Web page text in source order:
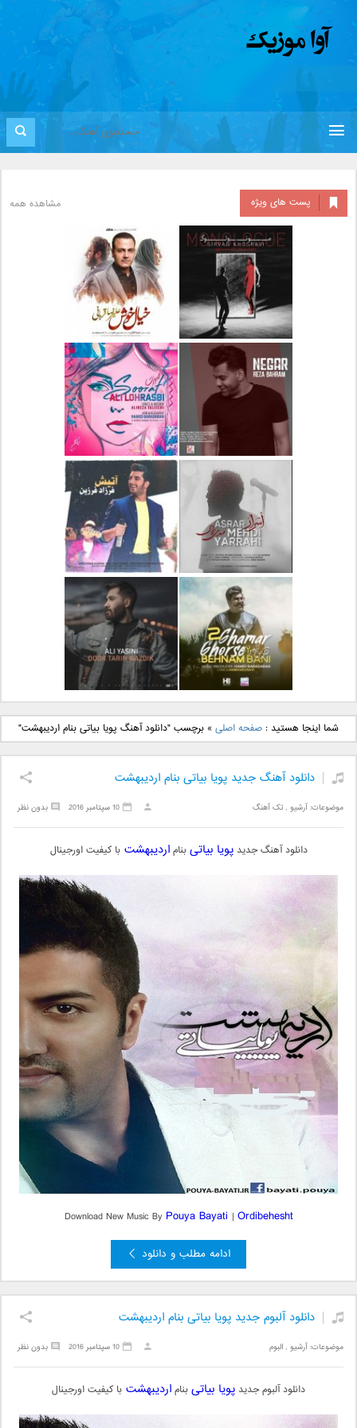
پست های ویژه مشاهده همه
دانلود آلبوم جدید سیروان
خسروی بنام مونولوگ
دانلود آهنگ جدید علیرضا
قربانی بنام خیال خوش
دانلود آهنگ جدید رضا
بهرام بنام نگار
دانلود آهنگ جدید علی
لهراسبی بنام صورت
دانلود آهنگ جدید مهدی
یراحی بنام اسرار
دانلود آهنگ جدید فرزاد
فرزین بنام آتیش
دانلود آهنگ جدید بهنام
بانی بنام قرص قمر 2
دانلود آهنگ جدید علی
یاسینی بنام دورترین نزدیک
شما اینجا هستید :صفحه اصلی »برچسب "دانلود آهنگ پویا بیاتی بنام اردیبهشت"
دانلود آهنگ جدید پویا بیاتی بنام اردیبهشت
موضوعات:آرشیو ,تک آهنگ بدون نظر 10 سپتامبر 2016
دانلود آهنگ جدیدپویا بیاتیبناماردیبهشتبا کیفیت اورجینال
Download New Music By Pouya Bayati | Ordibehesht
ادامه مطلب و دانلود
دانلود آلبوم جدید پویا بیاتی بنام اردیبهشت
موضوعات:آرشیو ,البوم بدون نظر 10 سپتامبر 2016
دانلود آلبوم جدید پویا بیاتیبناماردیبهشت با کیفیت اورجینال